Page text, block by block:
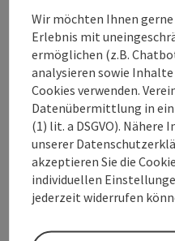
Öffnungszeiten
Küche
Ausstattung
Preise
Wir möchten Ihnen
Erlebnis mit
ermöglichen (z.B.
analysieren sowie
Cookies verwenden.
Datenübermittlung in
(1) lit. a DSGVO).
unserer
akzeptieren Sie die
individuellen
jederzeit widerrufen